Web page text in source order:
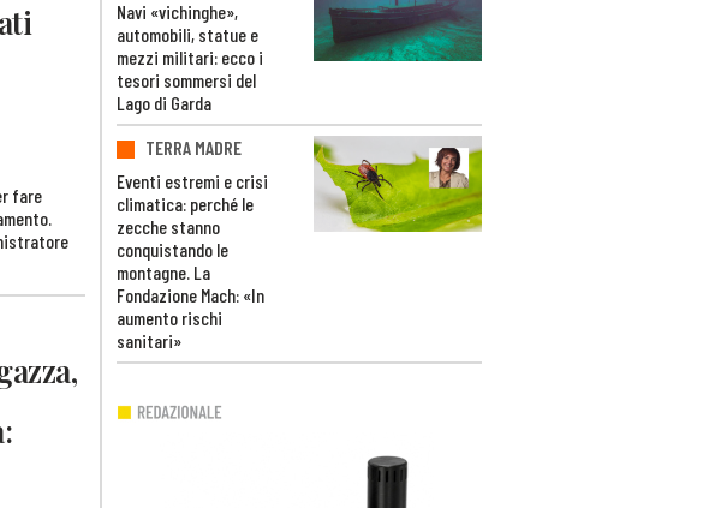
fare
Navi «vichinghe»,
automobili, statue e
mezzi militari: ecco i
tesori sommersi del
Lago di Garda
TERRA MADRE
Eventi estremi e crisi
climatica: perché le
zecche stanno
conquistando le
montagne. La
Fondazione Mach: «In
aumento rischi
sanitari»